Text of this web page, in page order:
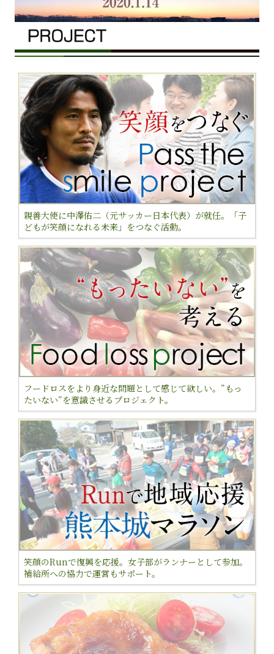
親善大使に中澤佑二（元サッカー日本代表）が就任。「子
どもが笑顔になれる未来」をつなぐ活動。
フードロスをより身近な問題として感じて欲しい。”もっ
たいない”を意識させるプロジェクト。
笑顔のRunで復興を応援。女子部がランナーとして参加。
補給所への協力で運営もサポート。